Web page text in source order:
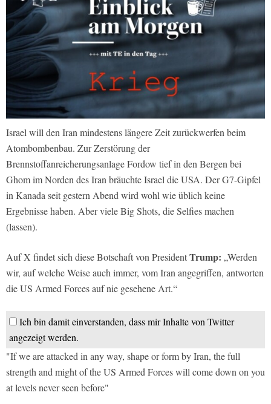
Israel will den Iran mindestens längere Zeit zurückwerfen beim
Atombombenbau. Zur Zerstörung der
Brennstoffanreicherungsanlage Fordow tief in den Bergen bei
Ghom im Norden des Iran bräuchte Israel die USA. Der G7-Gipfel
in Kanada seit gestern Abend wird wohl wie üblich keine
Ergebnisse haben. Aber viele Big Shots, die Selfies machen
(lassen).
Auf X findet sich diese Botschaft von PresidentTrump: „Werden
wir, auf welche Weise auch immer, vom Iran angegriffen, antworten
die US Armed Forces auf nie gesehene Art.“
Ich bin damit einverstanden, dass mir Inhalte von Twitter
angezeigt werden.
"If we are attacked in any way, shape or form by Iran, the full
strength and might of the US Armed Forces will come down on you
at levels never seen before"